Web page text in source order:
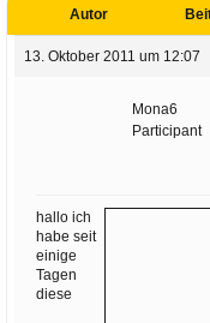
Autor
13. Oktober 2011 um 12:07
Mona6
Participant
hallo ich
habe seit
einige
Tagen
diese
Wie z.B. Outlook,
GMail,
oder auch
Ihre E-Mail
E-Mail bestätigen